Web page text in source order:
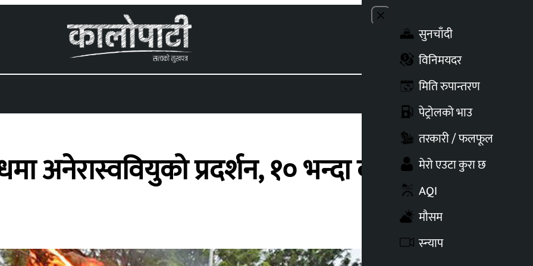
Close menu
सुनचाँदी
विनिमयदर
मिति रुपान्तरण
पेट्रोलको भाउ
तरकारी / फलफूल
मेरो एउटा कुरा छ
AQI
मौसम
स्न्याप
अनेरास्ववियुको प्रदर्शन, १० भन्दा बढी घाइते